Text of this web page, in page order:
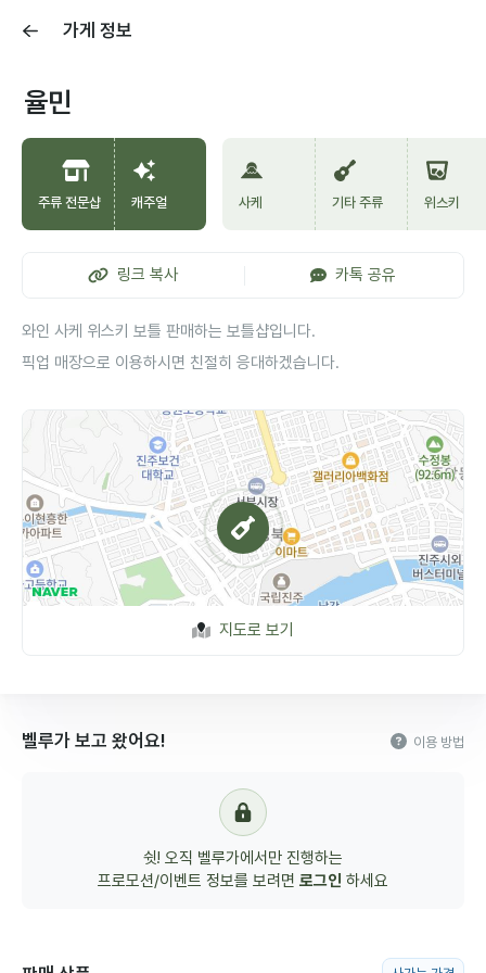
가게 정보
율민
주류 전문샵 캐주얼 사케 기타 주류 위스키
링크 복사 카톡 공유
와인 사케 위스키 보틀 판매하는 보틀샵입니다.
픽업 매장으로 이용하시면 친절히 응대하겠습니다.
지도로 보기
벨루가 보고 왔어요! 이용 방법
쉿! 오직 벨루가에서만 진행하는
프로모션/이벤트 정보를 보려면 로그인 하세요